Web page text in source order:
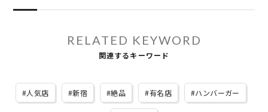
RELATED KEYWORD
関連するキーワード
人気店 新宿 絶品 有名店 ハンバーガー